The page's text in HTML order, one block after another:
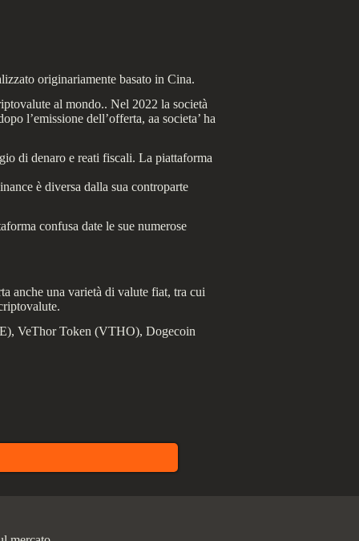
originariamente basato in Cina.
al mondo.. Nel 2022 la società
l’emissione dell’offerta, aa societa’ ha
di denaro e reati fiscali. La piattaforma
è diversa dalla sua controparte
confusa date le sue numerose
anche una varietà di valute fiat, tra cui
VeThor Token (VTHO), Dogecoin